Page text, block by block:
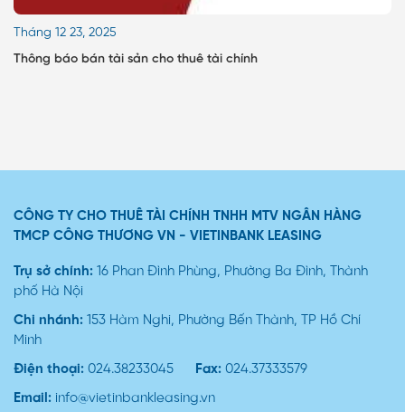
Tháng 12 23, 2025
Thông báo bán tài sản cho thuê tài chính
CÔNG TY CHO THUÊ TÀI CHÍNH TNHH MTV NGÂN HÀNG
TMCP CÔNG THƯƠNG VN - VIETINBANK LEASING
Trụ sở chính: 16 Phan Đình Phùng, Phường Ba Đình, Thành
phố Hà Nội
Chi nhánh: 153 Hàm Nghi, Phường Bến Thành, TP Hồ Chí
Minh
Điện thoại: 024.38233045 Fax: 024.37333579
Email: info@vietinbankleasing.vn